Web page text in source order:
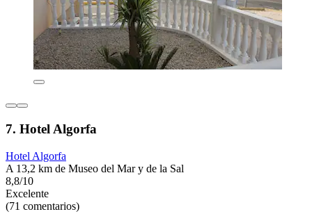
7. Hotel Algorfa
Hotel Algorfa
A 13,2 km de Museo del Mar y de la Sal
8,8/10
Excelente
(71 comentarios)